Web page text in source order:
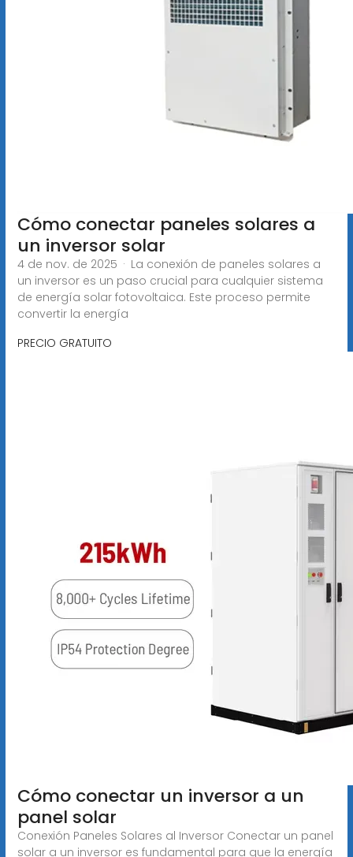
Cómo conectar paneles solares a
un inversor solar
4 de nov. de 2025 · La conexión de paneles solares a
un inversor es un paso crucial para cualquier sistema
de energía solar fotovoltaica. Este proceso permite
convertir la energía
PRECIO GRATUITO
️Cómo conectar un inversor a un
panel solar
Conexión Paneles Solares al Inversor Conectar un panel
solar a un inversor es fundamental para que la energía